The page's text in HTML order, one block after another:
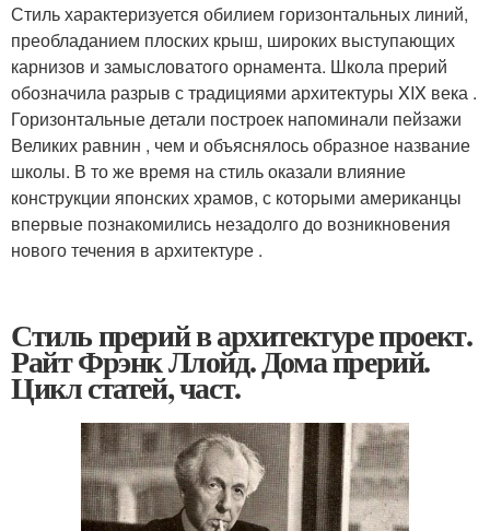
Стиль характеризуется обилием горизонтальных линий,
преобладанием плоских крыш, широких выступающих
карнизов и замысловатого орнамента. Школа прерий
обозначила разрыв с традициями архитектуры XIX века .
Горизонтальные детали построек напоминали пейзажи
Великих равнин , чем и объяснялось образное название
школы. В то же время на стиль оказали влияние
конструкции японских храмов, с которыми американцы
впервые познакомились незадолго до возникновения
нового течения в архитектуре .
Стиль прерий в архитектуре проект.
Райт Фрэнк Ллойд. Дома прерий.
Цикл статей, част.